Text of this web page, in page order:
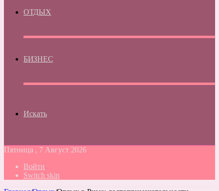
ОТДЫХ
БИЗНЕС
Искать
Пятница , 7 Август 2026
Войти
Switch skin